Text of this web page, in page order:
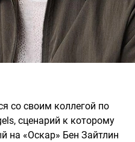
со своим коллегой по
сценарий к которому
на «Оскар» Бен Зайтлин